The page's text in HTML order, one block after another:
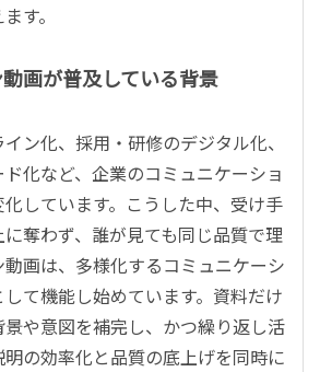
す。
画が普及している背景
ン化、採用・研修のデジタル化、
化など、企業のコミュニケーショ
しています。こうした中、受け手
奪わず、誰が見ても同じ品質で理
画は、多様化するコミュニケーシ
て機能し始めています。資料だけ
や意図を補完し、かつ繰り返し活
の効率化と品質の底上げを同時に